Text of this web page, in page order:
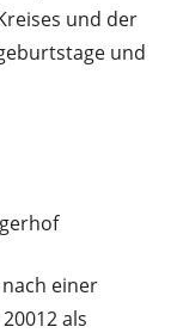
und der
und
einer
als